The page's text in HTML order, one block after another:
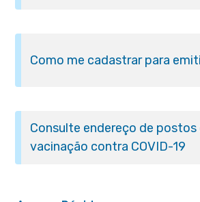
Como me cadastrar para
Consulte endereço de postos
vacinação contra COVID-19